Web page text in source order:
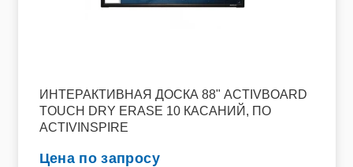
ИНТЕРАКТИВНАЯ ДОСКА 88" ACTIVBOARD
TOUCH DRY ERASE 10 КАСАНИЙ, ПО
ACTIVINSPIRE
Цена по запросу